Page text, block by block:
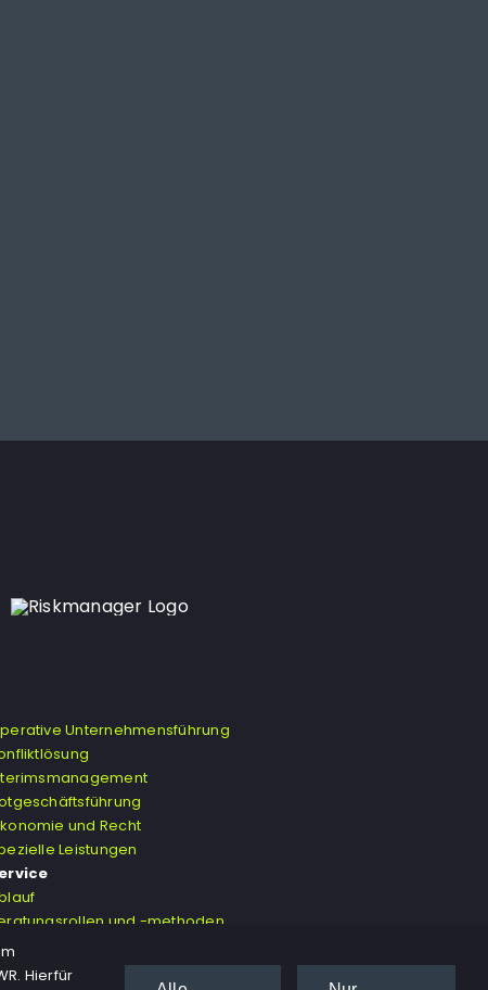
Unternehmensführung
und Recht
Leistungen
und -methoden
Hierfür